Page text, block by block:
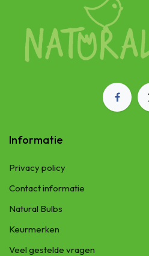
Informatie
Privacy policy
Contact informatie
Natural Bulbs
Keurmerken
Veel gestelde vragen